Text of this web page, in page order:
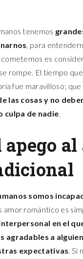
tenemos
, para
es
rompe. El tiempo
fue maravilloso;
las cosas y no
culpa de nadie.
apego
somos
amor romántico es
en el
agradables a
expectativas. Si